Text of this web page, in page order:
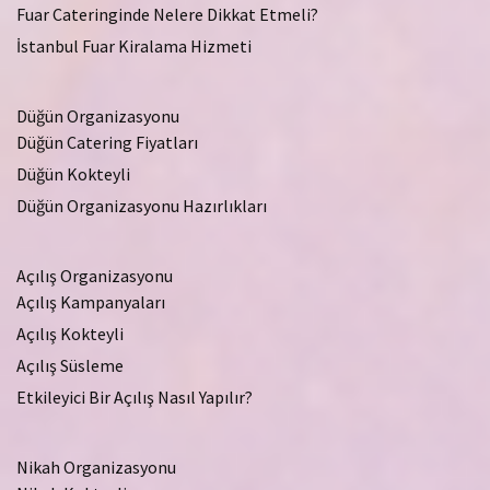
Fuar Cateringinde Nelere Dikkat Etmeli?
İstanbul Fuar Kiralama Hizmeti
Düğün Organizasyonu
Düğün Catering Fiyatları
Düğün Kokteyli
Düğün Organizasyonu Hazırlıkları
Açılış Organizasyonu
Açılış Kampanyaları
Açılış Kokteyli
Açılış Süsleme
Etkileyici Bir Açılış Nasıl Yapılır?
Nikah Organizasyonu